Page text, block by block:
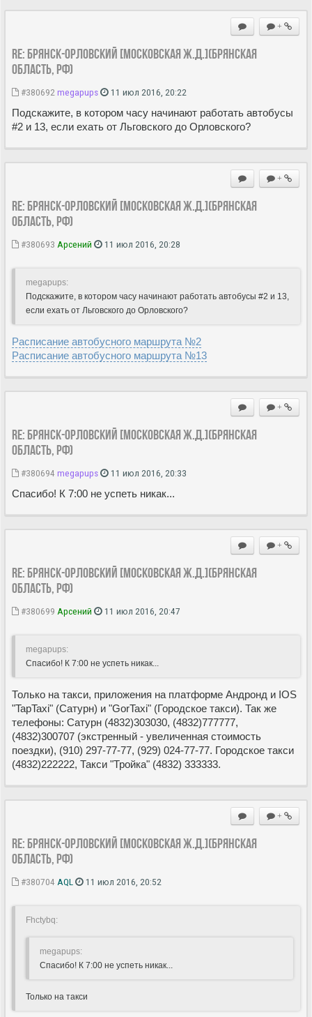
+
Re: Брянск-Орловский [Московская ж.д.](Брянская
область, РФ)
#380692 megapups 11 июл 2016, 20:22
Подскажите, в котором часу начинают работать автобусы
#2 и 13, если ехать от Льговского до Орловского?
+
Re: Брянск-Орловский [Московская ж.д.](Брянская
область, РФ)
#380693 Арсений 11 июл 2016, 20:28
megapups:
Подскажите, в котором часу начинают работать автобусы #2 и 13,
если ехать от Льговского до Орловского?
Расписание автобусного маршрута №2
Расписание автобусного маршрута №13
+
Re: Брянск-Орловский [Московская ж.д.](Брянская
область, РФ)
#380694 megapups 11 июл 2016, 20:33
Спасибо! К 7:00 не успеть никак...
+
Re: Брянск-Орловский [Московская ж.д.](Брянская
область, РФ)
#380699 Арсений 11 июл 2016, 20:47
megapups:
Спасибо! К 7:00 не успеть никак...
Только на такси, приложения на платформе Андронд и IOS
"TapTaxi" (Сатурн) и "GorTaxi" (Городское такси). Так же
телефоны: Сатурн (4832)303030, (4832)777777,
(4832)300707 (экстренный - увеличенная стоимость
поездки), (910) 297-77-77, (929) 024-77-77. Городское такси
(4832)222222, Такси "Тройка" (4832) 333333.
+
Re: Брянск-Орловский [Московская ж.д.](Брянская
область, РФ)
#380704 AQL 11 июл 2016, 20:52
Fhctybq:
megapups:
Спасибо! К 7:00 не успеть никак...
Только на такси